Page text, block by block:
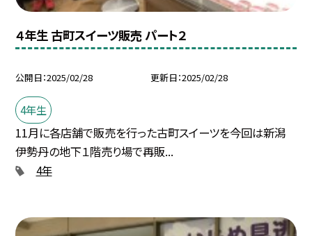
４年生 古町スイーツ販売 パート２
公開日 2025/02/28 更新日 2025/02/28
4年生
11月に各店舗で販売を行った古町スイーツを今回は新潟
伊勢丹の地下１階売り場で再販...
4年